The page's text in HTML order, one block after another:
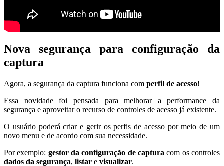
Nova segurança para configuração da
captura
Agora, a segurança da captura funciona com perfil de acesso!
Essa novidade foi pensada para melhorar a performance da
segurança e aproveitar o recurso de controles de acesso já existente.
O usuário poderá criar e gerir os perfis de acesso por meio de um
novo menu e de acordo com sua necessidade.
Por exemplo: gestor da configuração de captura com os controles
dados da segurança, listar e visualizar.